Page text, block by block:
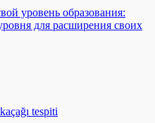
уровень образования:
для расширения своих
tespiti